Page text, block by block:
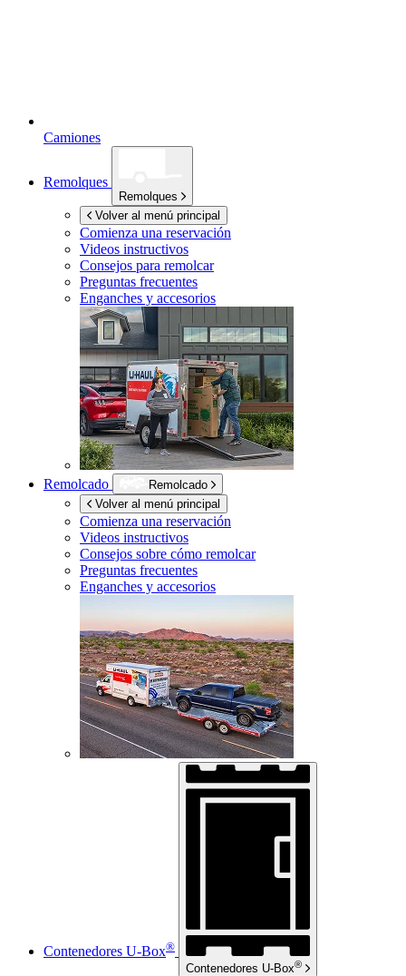
Camiones
Remolques
Remolques
Volver al menú principal
Comienza una reservación
Videos instructivos
Consejos para remolcar
Preguntas frecuentes
Enganches y accesorios
Remolcado
Remolcado
Volver al menú principal
Comienza una reservación
Videos instructivos
Consejos sobre cómo remolcar
Preguntas frecuentes
Enganches y accesorios
Contenedores U-Box®
Contenedores U-Box®